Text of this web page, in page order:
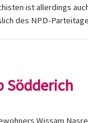
ist allerdings
des NPD-
Södderich
Wissam